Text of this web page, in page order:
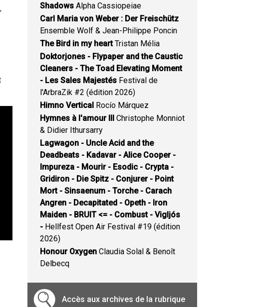
Shadows Alpha Cassiopeiae
Carl Maria von Weber : Der Freischütz
Ensemble Wolf & Jean-Philippe Poncin
The Bird in my heartTristan Mélia
Doktorjones - Flypaper and the Caustic
Cleaners - The Toad Elevating Moment
- Les Sales Majestés Festival de
l'ArbraZik #2 (édition 2026)
Himno Vertical Rocío Márquez
Hymnes à l'amour III Christophe Monniot
& Didier Ithursarry
Lagwagon - Uncle Acid and the
Deadbeats - Kadavar - Alice Cooper -
Impureza - Mourir - Esodic - Crypta -
Gridiron - Die Spitz - Conjurer - Point
Mort - Sinsaenum - Torche - Carach
Angren - Decapitated - Opeth - Iron
Maiden - BRUIT <= - Combust - Vigljós
- Hellfest Open Air Festival #19 (édition
2026)
Honour Oxygen Claudia Solal & Benoît
Delbecq
Accès aux archives de la rubrique